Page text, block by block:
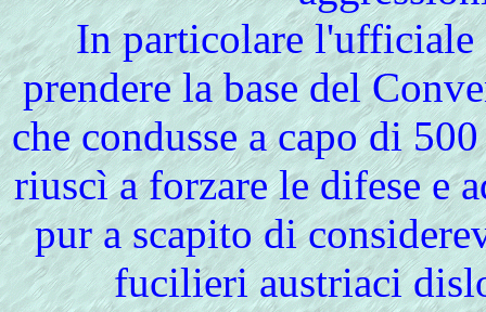
In particolare l'ufficiale
prendere la base del
che condusse a capo di
riuscì a forzare le difese e
pur a scapito di
fucilieri austriaci